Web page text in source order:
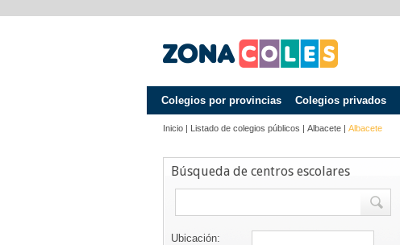
Colegios por provincias Colegios privados
Inicio | Listado de colegios públicos | Albacete | Albacete
Búsqueda de centros escolares
Ubicación: